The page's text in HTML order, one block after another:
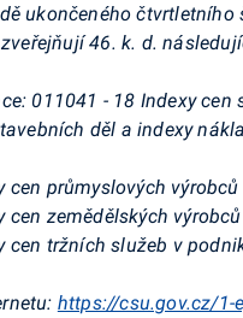
ukončeného čtvrtletního
46. k. d.
011041 - 18 Indexy cen
děl a indexy
cen průmyslových výrobců
cen zemědělských výrobců
cen tržních služeb v
https://csu.gov.cz/1-